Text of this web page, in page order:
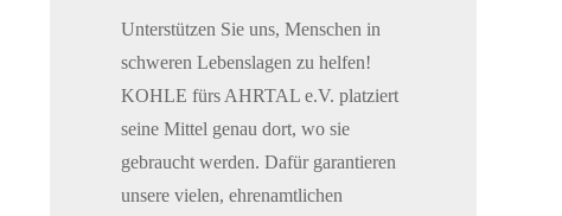
Unterstützen Sie uns, Menschen in
schweren Lebenslagen zu helfen!
KOHLE fürs AHRTAL e.V. platziert
seine Mittel genau dort, wo sie
gebraucht werden. Dafür garantieren
unsere vielen, ehrenamtlichen